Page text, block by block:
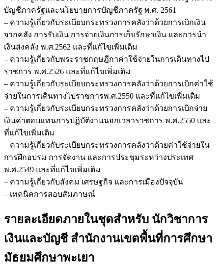
บัญชีภาครัฐและนโยบายการบัญชีภาครัฐ พ.ศ. 2561
– ความรู้เกี่ยวกับระเบียบกระทรวงการคลังว่าด้วยการเบิกเงิน
จากคลัง การรับเงิน การจ่ายเงินการเก็บรักษาเงิน และการนำ
เงินส่งคลัง พ.ศ.2562 และที่แก้ไขเพิ่มเติม
– ความรู้เกี่ยวกับพระราชกฤษฎีกาค่าใช้จ่ายในการเดินทางไป
ราชการ พ.ศ.2526 และที่แก้ไขเพิ่มเติม
– ความรู้เกี่ยวกับระเบียบกระทรวงการคลังว่าด้วยการเบิกค่าใช้
จ่ายในการเดินทางไปราชการพ.ศ.2550 และที่แก้ไขเพิ่มเติม
– ความรู้เกี่ยวกับระเบียบกระทรวงการคลังว่าด้วยการเบิกจ่าย
เงินค่าตอบแทนการปฏิบัติงานนอกเวลาราชการ พ.ศ.2550 และ
ที่แก้ไขเพิ่มเติม
– ความรู้เกี่ยวกับระเบียบกระทรวงการคลังว่าด้วยค่าใช้จ่ายใน
การฝึกอบรม การจัดงาน และการประชุมระหว่างประเทศ
พ.ศ.2549 และที่แก้ไขเพิ่มเติม
– ความรู้เกี่ยวกับสังคม เศรษฐกิจ และการเมืองปัจจุบัน
– เทคนิคการสอบสัมภาษณ์
รายละเอียดภายในชุดสำหรับ นักวิชาการ
เงินและบัญชี สำนักงานเขตพื้นที่การศึกษา
มัธยมศึกษาพะเยา